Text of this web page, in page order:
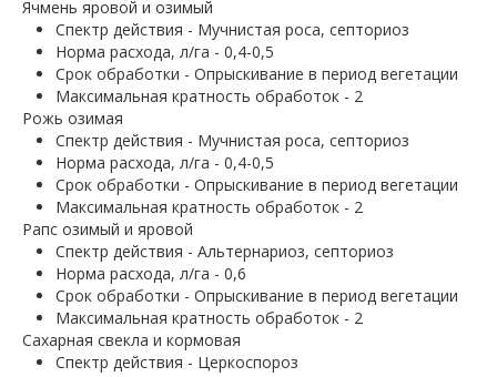
Ячмень яровой и озимый
Спектр действия - Мучнистая роса, септориоз
Норма расхода, л/га - 0,4-0,5
Срок обработки - Опрыскивание в период вегетации
Максимальная кратность обработок - 2
Рожь озимая
Спектр действия - Мучнистая роса, септориоз
Норма расхода, л/га - 0,4-0,5
Срок обработки - Опрыскивание в период вегетации
Максимальная кратность обработок - 2
Рапс озимый и яровой
Спектр действия - Альтернариоз, септориоз
Норма расхода, л/га - 0,6
Срок обработки - Опрыскивание в период вегетации
Максимальная кратность обработок - 2
Сахарная свекла и кормовая
Спектр действия - Церкоспороз